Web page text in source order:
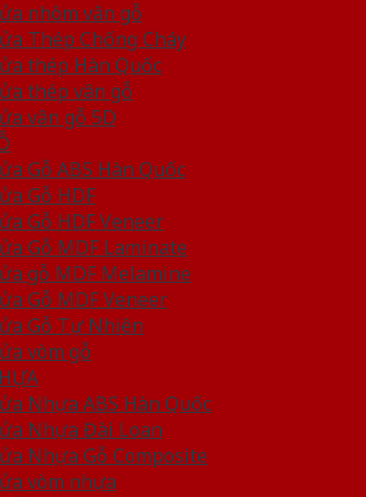
nhôm vân gỗ
Thép Chống Cháy
thép Hàn Quốc
thép vân gỗ
vân gỗ 5D
Gỗ ABS Hàn Quốc
Gỗ HDF
Gỗ HDF Veneer
Gỗ MDF Laminate
gỗ MDF Melamine
Gỗ MDF Veneer
Gỗ Tự Nhiên
vòm gỗ
Nhựa ABS Hàn Quốc
Nhựa Đài Loan
Nhựa Gỗ Composite
vòm nhựa